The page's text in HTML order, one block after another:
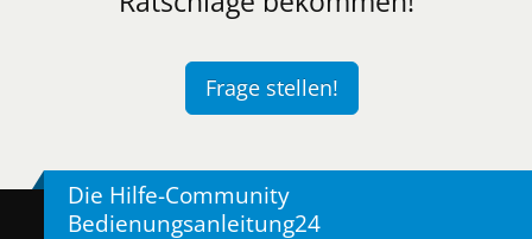
Frage stellen!
Die Hilfe-Community
Bedienungsanleitung24